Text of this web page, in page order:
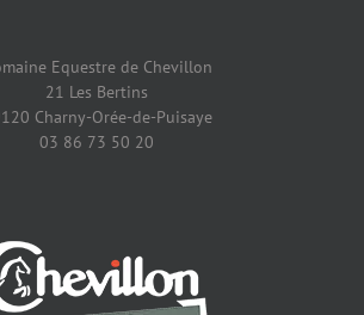
Equestre de Chevillon
21 Les Bertins
Charny-Orée-de-Puisaye
03 86 73 50 20